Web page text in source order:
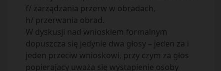
f/ zarządzania przerw w obradach,
h/ przerwania obrad.
W dyskusji nad wnioskiem formalnym
dopuszcza się jedynie dwa głosy – jeden za i
jeden przeciw wnioskowi, przy czym za głos
popierający uważa się wystąpienie osoby